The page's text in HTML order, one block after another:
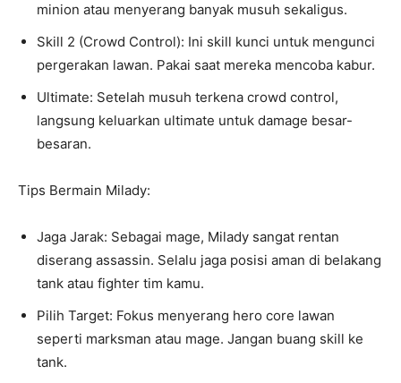
minion atau menyerang banyak musuh sekaligus.
Skill 2 (Crowd Control): Ini skill kunci untuk mengunci
pergerakan lawan. Pakai saat mereka mencoba kabur.
Ultimate: Setelah musuh terkena crowd control,
langsung keluarkan ultimate untuk damage besar-
besaran.
Tips Bermain Milady:
Jaga Jarak: Sebagai mage, Milady sangat rentan
diserang assassin. Selalu jaga posisi aman di belakang
tank atau fighter tim kamu.
Pilih Target: Fokus menyerang hero core lawan
seperti marksman atau mage. Jangan buang skill ke
tank.